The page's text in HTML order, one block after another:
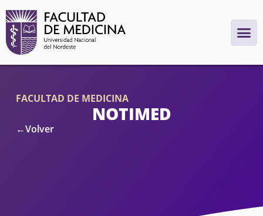
FACULTAD DE MEDICINA
NOTIMED
←Volver